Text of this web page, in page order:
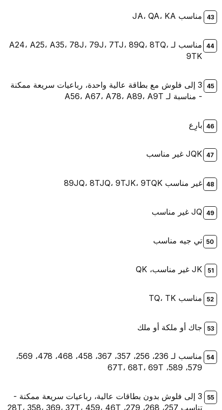
مناسب JA، QA، KA
مناسب لـ A24، A25، A35، 78J، 79J، 7TJ، 89Q، 8TQ،
9TK
3 إلى فلوش مع بطاقة عالية واحدة، رباعيات سريعة ممكنة
- مناسبة لـ A56، A67، A78، A89، A9T
بارِع
JQK غير مناسب
غير مناسب 89JQ، 8TJQ، 9TJK، 9TQK
JQ غير مناسب
تي جيه مناسب
JK غير مناسب، QK
مناسب TQ، TK
جاك أو ملكة أو ملك
مناسب لـ 236، 256، 357، 367، 458، 468، 478، 569،
579، 589، 67T، 68T، 69T
3 إلى فلوش بدون بطاقات عالية، رباعيات سريعة ممكنة -
تناسب 257، 268، 279، 28T، 358، 369، 37T، 459، 46T